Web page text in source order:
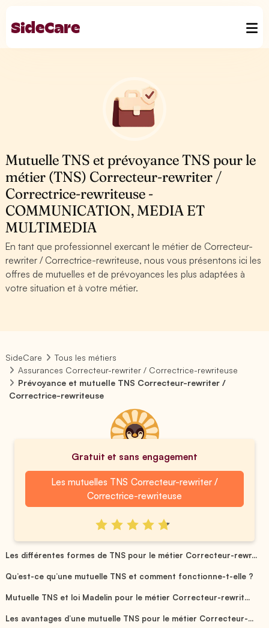
Mutuelle TNS et prévoyance TNS pour le
métier (TNS) Correcteur-rewriter /
Correctrice-rewriteuse -
COMMUNICATION, MEDIA ET
MULTIMEDIA
En tant que professionnel exercant le métier de Correcteur-
rewriter / Correctrice-rewriteuse, nous vous présentons ici les
offres de mutuelles et de prévoyances les plus adaptées à
votre situation et à votre métier.
SideCare
Tous les métiers
Assurances Correcteur-rewriter / Correctrice-rewriteuse
Prévoyance et mutuelle TNS Correcteur-rewriter /
Correctrice-rewriteuse
Gratuit et sans engagement
Les mutuelles TNS Correcteur-rewriter /
Correctrice-rewriteuse
Les différentes formes de TNS pour le métier Correcteur-rewr...
Qu’est-ce qu’une mutuelle TNS et comment fonctionne-t-elle ?
Mutuelle TNS et loi Madelin pour le métier Correcteur-rewrit...
Les avantages d’une mutuelle TNS pour le métier Correcteur-...